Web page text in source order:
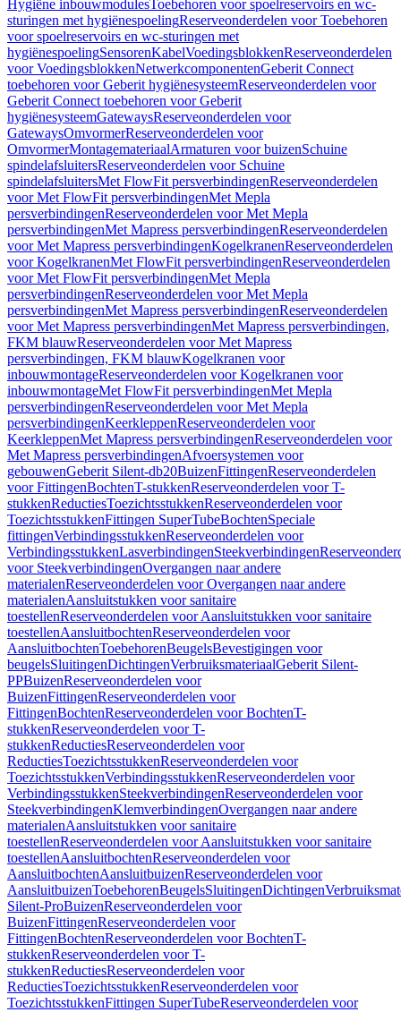
Hygiëne inbouwmodulesToebehoren voor spoelreservoirs en wc-
sturingen met hygiënespoelingReserveonderdelen voor Toebehoren
voor spoelreservoirs en wc-sturingen met
hygiënespoelingSensorenKabelVoedingsblokkenReserveonderdelen
voor VoedingsblokkenNetwerkcomponentenGeberit Connect
toebehoren voor Geberit hygiënesysteemReserveonderdelen voor
Geberit Connect toebehoren voor Geberit
hygiënesysteemGatewaysReserveonderdelen voor
GatewaysOmvormerReserveonderdelen voor
OmvormerMontagemateriaalArmaturen voor buizenSchuine
spindelafsluitersReserveonderdelen voor Schuine
spindelafsluitersMet FlowFit persverbindingenReserveonderdelen
voor Met FlowFit persverbindingenMet Mepla
persverbindingenReserveonderdelen voor Met Mepla
persverbindingenMet Mapress persverbindingenReserveonderdelen
voor Met Mapress persverbindingenKogelkranenReserveonderdelen
voor KogelkranenMet FlowFit persverbindingenReserveonderdelen
voor Met FlowFit persverbindingenMet Mepla
persverbindingenReserveonderdelen voor Met Mepla
persverbindingenMet Mapress persverbindingenReserveonderdelen
voor Met Mapress persverbindingenMet Mapress persverbindingen,
FKM blauwReserveonderdelen voor Met Mapress
persverbindingen, FKM blauwKogelkranen voor
inbouwmontageReserveonderdelen voor Kogelkranen voor
inbouwmontageMet FlowFit persverbindingenMet Mepla
persverbindingenReserveonderdelen voor Met Mepla
persverbindingenKeerkleppenReserveonderdelen voor
KeerkleppenMet Mapress persverbindingenReserveonderdelen voor
Met Mapress persverbindingenAfvoersystemen voor
gebouwenGeberit Silent-db20BuizenFittingenReserveonderdelen
voor FittingenBochtenT-stukkenReserveonderdelen voor T-
stukkenReductiesToezichtsstukkenReserveonderdelen voor
ToezichtsstukkenFittingen SuperTubeBochtenSpeciale
fittingenVerbindingsstukkenReserveonderdelen voor
VerbindingsstukkenLasverbindingenSteekverbindingen
voor SteekverbindingenOvergangen naar andere
materialenReserveonderdelen voor Overgangen naar andere
materialenAansluitstukken voor sanitaire
toestellenReserveonderdelen voor Aansluitstukken voor sanitaire
toestellenAansluitbochtenReserveonderdelen voor
AansluitbochtenToebehorenBeugelsBevestigingen voor
beugelsSluitingenDichtingenVerbruiksmateriaalGeberit Silent-
PPBuizenReserveonderdelen voor
BuizenFittingenReserveonderdelen voor
FittingenBochtenReserveonderdelen voor BochtenT-
stukkenReserveonderdelen voor T-
stukkenReductiesReserveonderdelen voor
ReductiesToezichtsstukkenReserveonderdelen voor
ToezichtsstukkenVerbindingsstukkenReserveonderdelen voor
VerbindingsstukkenSteekverbindingenReserveonderdelen voor
SteekverbindingenKlemverbindingenOvergangen naar andere
materialenAansluitstukken voor sanitaire
toestellenReserveonderdelen voor Aansluitstukken voor sanitaire
toestellenAansluitbochtenReserveonderdelen voor
AansluitbochtenAansluitbuizenReserveonderdelen voor
AansluitbuizenToebehorenBeugelsSluitingenDichtingen
Silent-ProBuizenReserveonderdelen voor
BuizenFittingenReserveonderdelen voor
FittingenBochtenReserveonderdelen voor BochtenT-
stukkenReserveonderdelen voor T-
stukkenReductiesReserveonderdelen voor
ReductiesToezichtsstukkenReserveonderdelen voor
ToezichtsstukkenFittingen SuperTubeReserveonderdelen voor